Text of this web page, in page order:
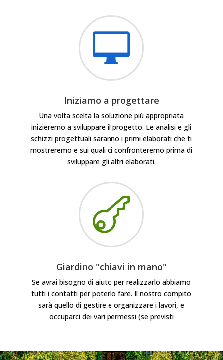

Iniziamo a progettare
Una volta scelta la soluzione più appropriata
inizieremo a sviluppare il progetto. Le analisi e gli
schizzi progettuali saranno i primi elaborati che ti
mostreremo e sui quali ci confronteremo prima di
sviluppare gli altri elaborati.

Giardino "chiavi in mano"
Se avrai bisogno di aiuto per realizzarlo abbiamo
tutti i contatti per poterlo fare. Il nostro compito
sarà quello di gestire e organizzare i lavori, e
occuparci dei vari permessi (se previsti